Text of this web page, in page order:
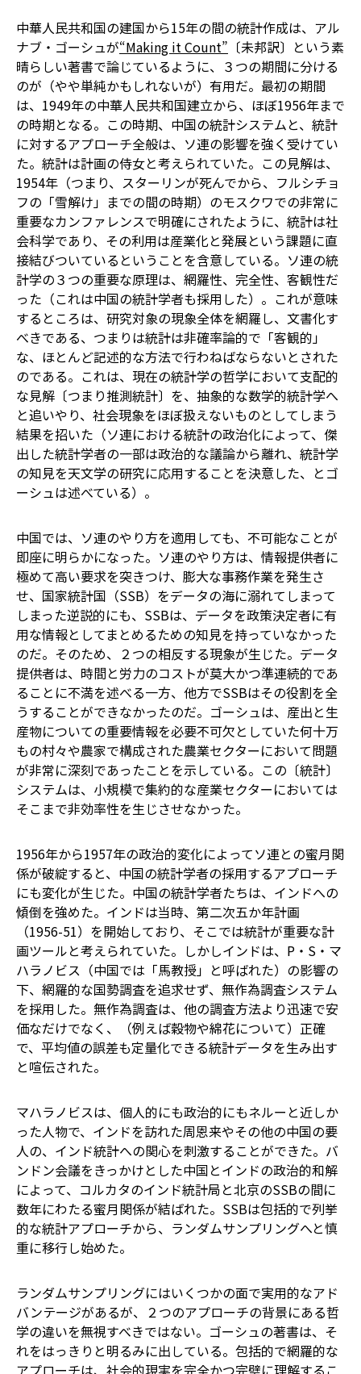
中華人民共和国の建国から15年の間の統計作成は、アル
ナブ・ゴーシュが“Making it Count” 〔未邦訳〕という素
晴らしい著書で論じているように、３つの期間に分ける
のが（やや単純かもしれないが）有用だ。最初の期間
は、1949年の中華人民共和国建立から、ほぼ1956年まで
の時期となる。この時期、中国の統計システムと、統計
に対するアプローチ全般は、ソ連の影響を強く受けてい
た。統計は計画の侍女と考えられていた。この見解は、
1954年（つまり、スターリンが死んでから、フルシチョ
フの「雪解け」までの間の時期）のモスクワでの非常に
重要なカンファレンスで明確にされたように、統計は社
会科学であり、その利用は産業化と発展という課題に直
接結びついているということを含意している。ソ連の統
計学の３つの重要な原理は、網羅性、完全性、客観性だ
った（これは中国の統計学者も採用した）。これが意味
するところは、研究対象の現象全体を網羅し、文書化す
べきである、つまりは統計は非確率論的で「客観的」
な、ほとんど記述的な方法で行わねばならないとされた
のである。これは、現在の統計学の哲学において支配的
な見解〔つまり推測統計〕を、抽象的な数学的統計学へ
と追いやり、社会現象をほぼ扱えないものとしてしまう
結果を招いた（ソ連における統計の政治化によって、傑
出した統計学者の一部は政治的な議論から離れ、統計学
の知見を天文学の研究に応用することを決意した、とゴ
ーシュは述べている）。
中国では、ソ連のやり方を適用しても、不可能なことが
即座に明らかになった。ソ連のやり方は、情報提供者に
極めて高い要求を突きつけ、膨大な事務作業を発生さ
せ、国家統計国（SSB）をデータの海に溺れてしまって
しまった――逆説的にも、SSBは、データを政策決定者に有
用な情報としてまとめるための知見を持っていなかった
のだ。そのため、２つの相反する現象が生じた。データ
提供者は、時間と労力のコストが莫大かつ準連続的であ
ることに不満を述べる一方、他方でSSBはその役割を全
うすることができなかったのだ。ゴーシュは、産出と生
産物についての重要情報を必要不可欠としていた何十万
もの村々や農家で構成された農業セクターにおいて問題
が非常に深刻であったことを示している。この〔統計〕
システムは、小規模で集約的な産業セクターにおいては
そこまで非効率性を生じさせなかった。
1956年から1957年の政治的変化によってソ連との蜜月関
係が破綻すると、中国の統計学者の採用するアプローチ
にも変化が生じた。中国の統計学者たちは、インドへの
傾倒を強めた。インドは当時、第二次五か年計画
（1956-51）を開始しており、そこでは統計が重要な計
画ツールと考えられていた。しかしインドは、P・S・マ
ハラノビス（中国では「馬教授」と呼ばれた）の影響の
下、網羅的な国勢調査を追求せず、無作為調査システム
を採用した。無作為調査は、他の調査方法より迅速で安
価なだけでなく、（例えば穀物や綿花について）正確
で、平均値の誤差も定量化できる統計データを生み出す
と喧伝された。
マハラノビスは、個人的にも政治的にもネルーと近しか
った人物で、インドを訪れた周恩来やその他の中国の要
人の、インド統計への関心を刺激することができた。バ
ンドン会議をきっかけとした中国とインドの政治的和解
によって、コルカタのインド統計局と北京のSSBの間に
数年にわたる蜜月関係が結ばれた。SSBは包括的で列挙
的な統計アプローチから、ランダムサンプリングへと慎
重に移行し始めた。
ランダムサンプリングにはいくつかの面で実用的なアド
バンテージがあるが、２つのアプローチの背景にある哲
学の違いを無視すべきではない。ゴーシュの著書は、そ
れをはっきりと明るみに出している。包括的で網羅的な